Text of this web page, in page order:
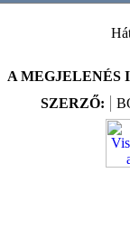
A MEGJELENÉS
SZERZŐ: